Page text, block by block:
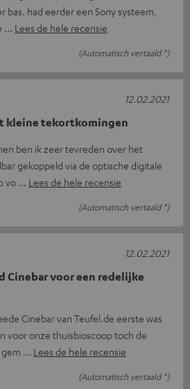
bas. had eerder een Sony systeem,
Lees de hele recensie
(Automatisch vertaald *)
kleine tekortkomingen
ben ik zeer tevreden over het
gekoppeld via de optische digitale
vo
Lees de hele recensie
(Automatisch vertaald *)
12.02.2021
Cinebar voor een redelijke
Cinebar van Teufel.de eerste was
voor onze thuisbioscoop toch de
Lees de hele recensie
(Automatisch vertaald *)
12.02.2021